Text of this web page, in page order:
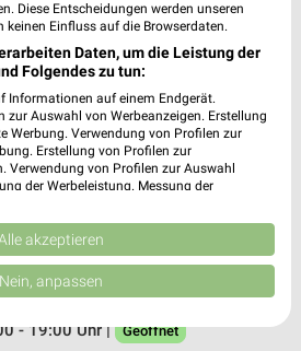
Siemens-Ring 6
- 16:30 Uhr | Schließt in 2 Min.
Angebote: 1 Prospekt
❯
Baumarkt Mageburg-Ottersleben
Siemens Ring 1-2
- 19:00 Uhr | Geöffnet
Diese Entscheidungen werden unseren
Einfluss auf die Browserdaten.
Daten, um die Leistung der
Folgendes zu tun:
Informationen auf einem Endgerät.
zur Auswahl von Werbeanzeigen. Erstellung
Werbung. Verwendung von Profilen zur
Erstellung von Profilen zur
Verwendung von Profilen zur Auswahl
der Werbeleistung. Messung der
verschiedenen Quellen. Entwicklung und
reduzierter Daten zur Auswahl
Union weitergegeben und in die
akzeptieren
Nein, anpassen